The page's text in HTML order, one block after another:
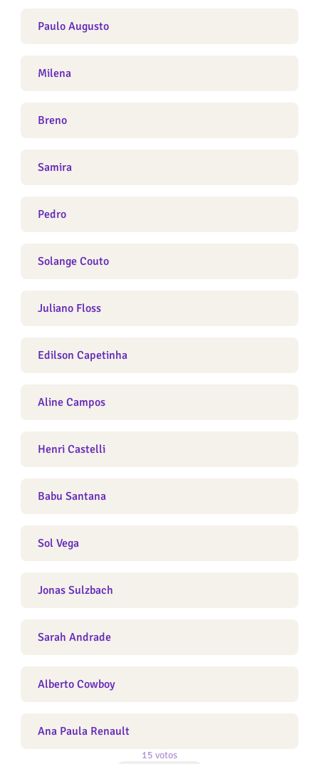
Paulo Augusto
Milena
Breno
Samira
Pedro
Solange Couto
Juliano Floss
Edilson Capetinha
Aline Campos
Henri Castelli
Babu Santana
Sol Vega
Jonas Sulzbach
Sarah Andrade
Alberto Cowboy
Ana Paula Renault
15 votos